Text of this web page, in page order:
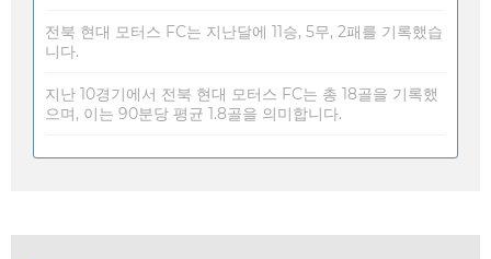
전북 현대 모터스 FC는 지난달에 11승, 5무, 2패를 기록했습
니다.
지난 10경기에서 전북 현대 모터스 FC는 총 18골을 기록했
으며, 이는 90분당 평균 1.8골을 의미합니다.